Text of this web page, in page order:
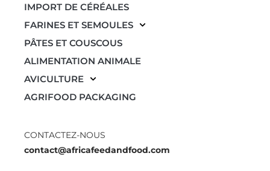
IMPORT DE CÉRÉALES
FARINES ET SEMOULES
PÂTES ET COUSCOUS
ALIMENTATION ANIMALE
AVICULTURE
AGRIFOOD PACKAGING
CONTACTEZ-NOUS
contact@africafeedandfood.com